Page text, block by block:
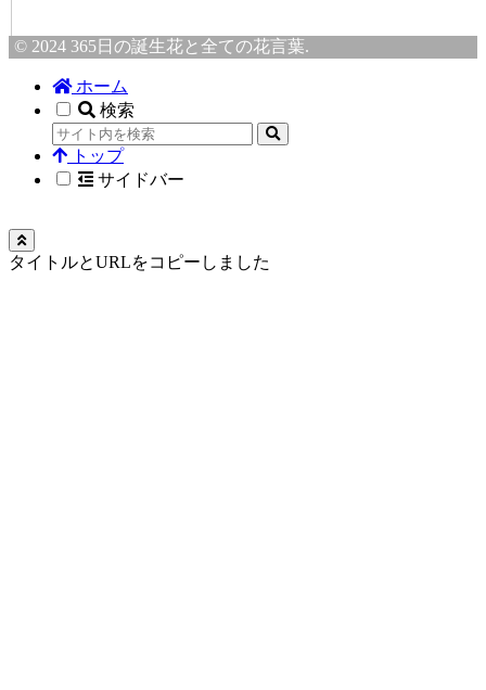
© 2024 365日の誕生花と全ての花言葉.
ホーム
検索
トップ
サイドバー
タイトルとURLをコピーしました